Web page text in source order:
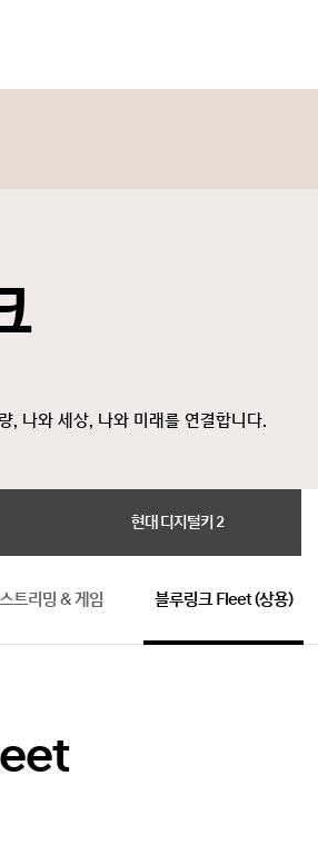
, 나와 세상, 나와 미래를 연결합니다.
현대 디지털키 2
스트리밍 & 게임 블루링크 Fleet (상용)